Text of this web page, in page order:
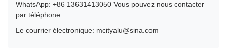
WhatsApp: +86 13631413050 Vous pouvez nous contacter
par téléphone.
Le courrier électronique: mcityalu@sina.com